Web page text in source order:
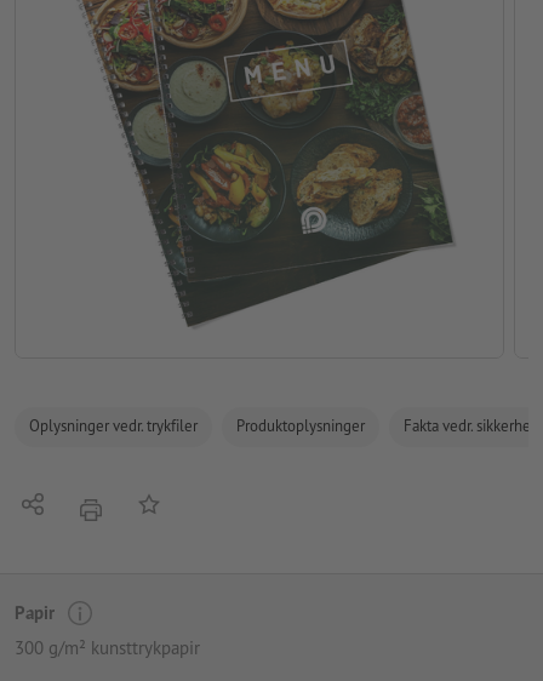
Oplysninger vedr. trykfiler Produktoplysninger Fakta vedr.
Del tryk Tilføj til huskelisten
Papir
300 g/m² kunsttrykpapir